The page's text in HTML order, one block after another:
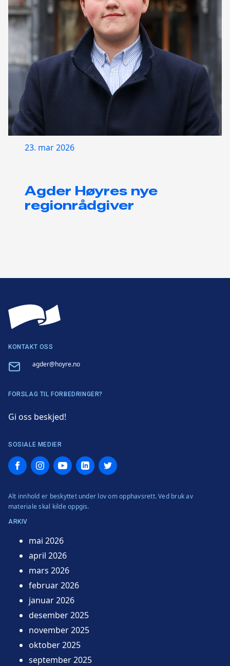
23. mar 2026
Agder Høyres nye
regionrådgiver
KONTAKT OSS
Email agder@hoyre.no
FORSLAG TIL FORBEDRINGER?
Gi oss beskjed!
SOSIALE MEDIER
FacebookInstagramYouTubeLinkedInTwitter
Alt innhold er beskyttet under lov om opphavsrett. Ved bruk av
materiale skal kilde oppgis.
ARKIV
mai 2026
april 2026
mars 2026
februar 2026
januar 2026
desember 2025
november 2025
oktober 2025
september 2025